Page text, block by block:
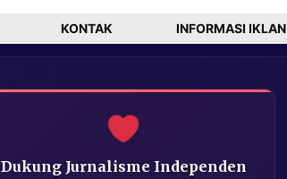
KONTAK INFORMASI IKLAN
Dukung Jurnalisme Independen